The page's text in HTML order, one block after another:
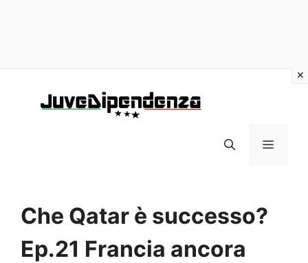
MENU
Che Qatar è successo?
Ep.21 Francia ancora